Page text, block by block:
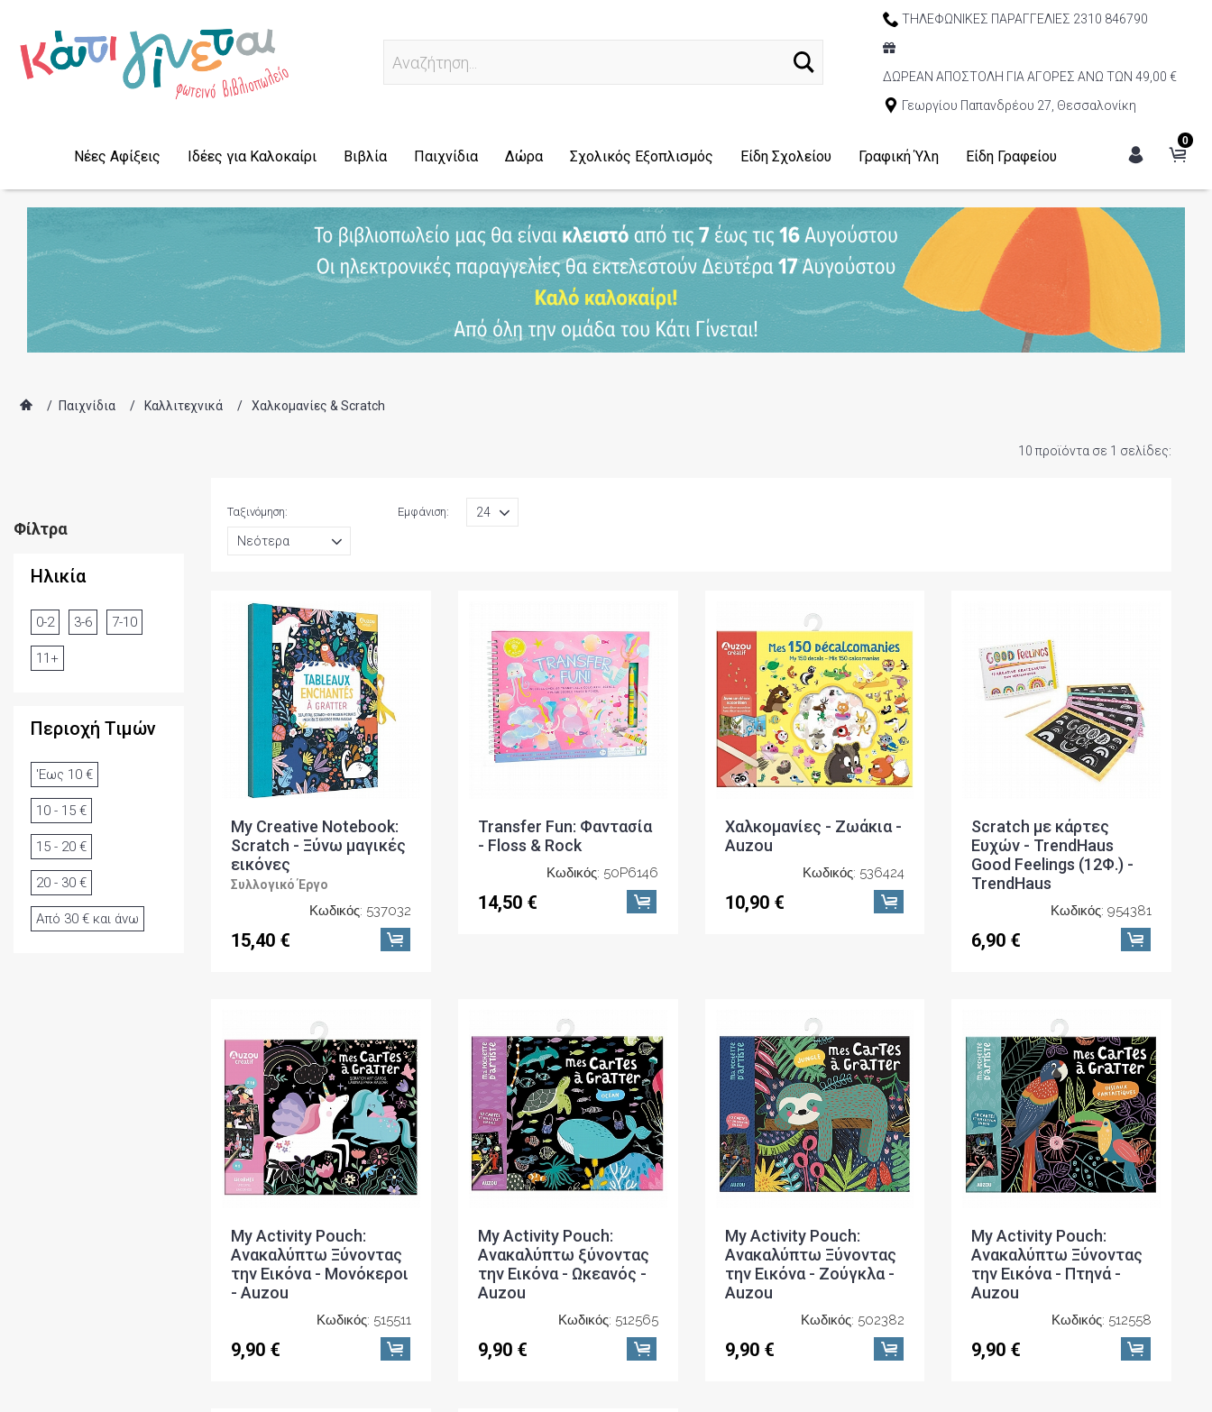
Αναζήτηση...
ΤΗΛΕΦΩΝΙΚΕΣ ΠΑΡΑΓΓΕΛΙΕΣ 2310 846790
ΔΩΡΕΑΝ ΑΠΟΣΤΟΛΗ ΓΙΑ ΑΓΟΡΕΣ ΑΝΩ ΤΩΝ 49,00 €
Γεωργίου Παπανδρέου 27, Θεσσαλονίκη
0
Νέες Αφίξεις Ιδέες για Καλοκαίρι Βιβλία Παιχνίδια Δώρα Σχολικός Εξοπλισμός Είδη Σχολείου Γραφική Ύλη Είδη Γραφείου
/ Παιχνίδια / Καλλιτεχνικά / Χαλκομανίες & Scratch
Φίλτρα
Ηλικία
0-2 3-6 7-10
11+
Περιοχή Τιμών
'Εως 10 €
10 - 15 €
15 - 20 €
20 - 30 €
Από 30 € και άνω
10 προϊόντα σε 1 σελίδες:
Ταξινόμηση: Εμφάνιση:
My Creative Notebook:
Scratch - Ξύνω μαγικές
εικόνες
Συλλογικό Έργο
Κωδικός: 537032
15,40 €
Transfer Fun: Φαντασία
- Floss & Rock
Κωδικός: 50P6146
14,50 €
Χαλκομανίες - Ζωάκια -
Auzou
Κωδικός: 536424
10,90 €
Scratch με κάρτες
Ευχών - TrendHaus
Good Feelings (12Φ.) -
TrendHaus
Κωδικός: 954381
6,90 €
My Activity Pouch:
Ανακαλύπτω Ξύνοντας
την Εικόνα - Μονόκεροι
- Auzou
Κωδικός: 515511
9,90 €
My Activity Pouch:
Ανακαλύπτω ξύνοντας
την Εικόνα - Ωκεανός -
Auzou
Κωδικός: 512565
9,90 €
My Activity Pouch:
Ανακαλύπτω Ξύνοντας
την Εικόνα - Ζούγκλα -
Auzou
Κωδικός: 502382
9,90 €
My Activity Pouch:
Ανακαλύπτω Ξύνοντας
την Εικόνα - Πτηνά -
Auzou
Κωδικός: 512558
9,90 €